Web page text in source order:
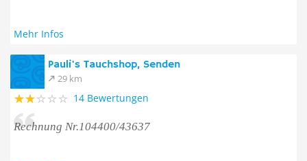
Mehr Infos
Pauli's Tauchshop, Senden
29 km
14 Bewertungen
Rechnung Nr.104400/43637